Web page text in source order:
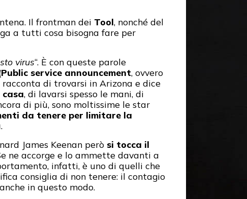
Il frontman dei Tool, nonché del
a tutti cosa bisogna fare per
virus“. È con queste parole
Public service announcement, ovvero
racconta di trovarsi in Arizona e dice
, di lavarsi spesso le mani, di
di più, sono moltissime le star
da tenere per limitare la
James Keenan però si tocca il
ne accorge e lo ammette davanti a
infatti, è uno di quelli che
consiglia di non tenere: il contagio
in questo modo.